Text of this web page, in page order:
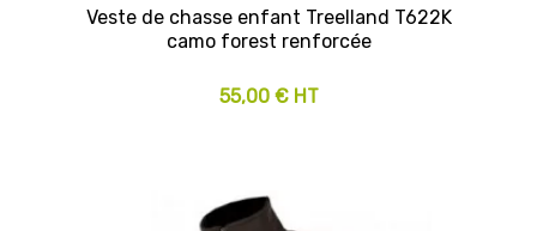
Veste de chasse enfant Treelland T622K
camo forest renforcée
55,00 € HT